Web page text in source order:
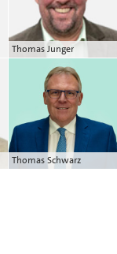
Thomas Junger
Thomas Schwarz